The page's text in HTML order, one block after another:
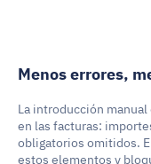
Menos errores,
La introducción
en las facturas:
obligatorios omitidos.
estos elementos y